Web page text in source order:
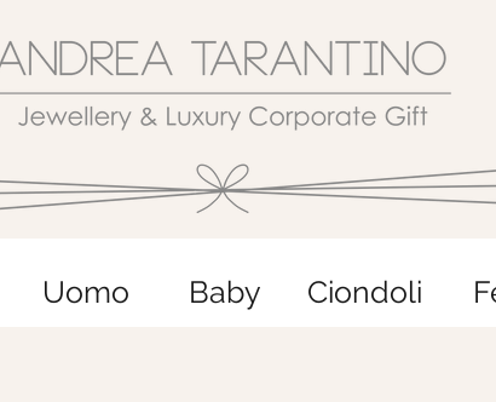
Uomo Baby Ciondoli